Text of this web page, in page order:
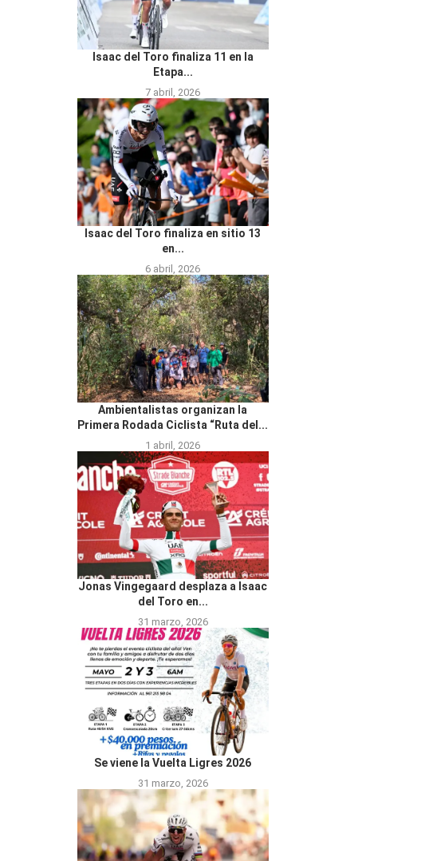
Isaac del Toro finaliza 11 en la
Etapa...
7 abril, 2026
Isaac del Toro finaliza en sitio 13
en...
6 abril, 2026
Ambientalistas organizan la
Primera Rodada Ciclista “Ruta del...
1 abril, 2026
Jonas Vingegaard desplaza a Isaac
del Toro en...
31 marzo, 2026
Se viene la Vuelta Ligres 2026
31 marzo, 2026